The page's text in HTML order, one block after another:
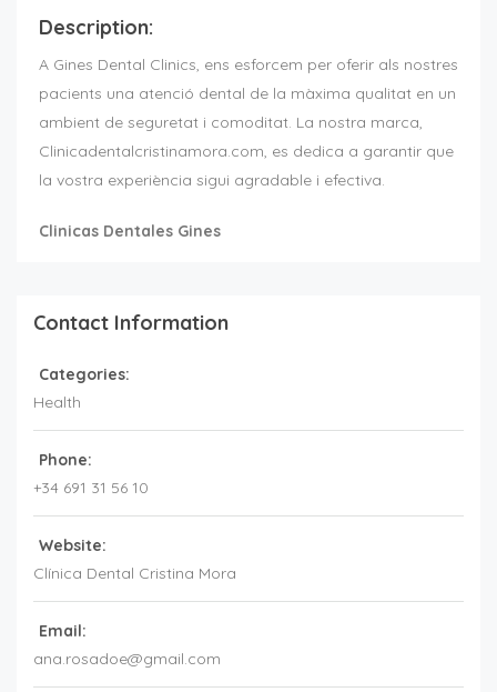
Description:
A Gines Dental Clinics, ens esforcem per oferir als nostres
pacients una atenció dental de la màxima qualitat en un
ambient de seguretat i comoditat. La nostra marca,
Clinicadentalcristinamora.com, es dedica a garantir que
la vostra experiència sigui agradable i efectiva.
Clinicas Dentales Gines
Contact Information
Categories:
Health
Phone:
+34 691 31 56 10
Website:
Clínica Dental Cristina Mora
Email:
ana.rosadoe@gmail.com